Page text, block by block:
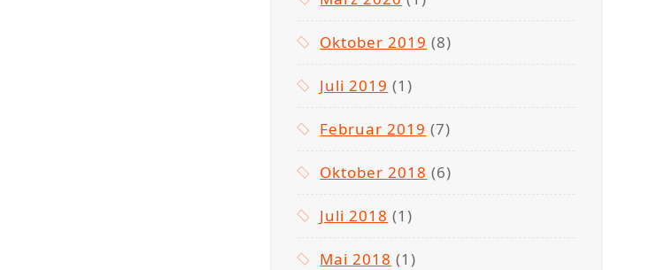
Oktober 2019 (8)
Juli 2019 (1)
Februar 2019 (7)
Oktober 2018 (6)
Juli 2018 (1)
Mai 2018 (1)